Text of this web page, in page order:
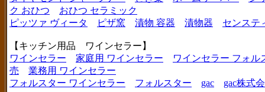
ク おひつ
おひつ セラミック
ピッツァ ヴィータ
ピザ窯 漬物 容器 漬物器 センステ
【キッチン用品 ワインセラー】
ワインセラー
家庭用 ワインセラー
ワインセラー フォル
売
業務用 ワインセラー
フォルスター ワインセラー
フォルスター gac gac株式